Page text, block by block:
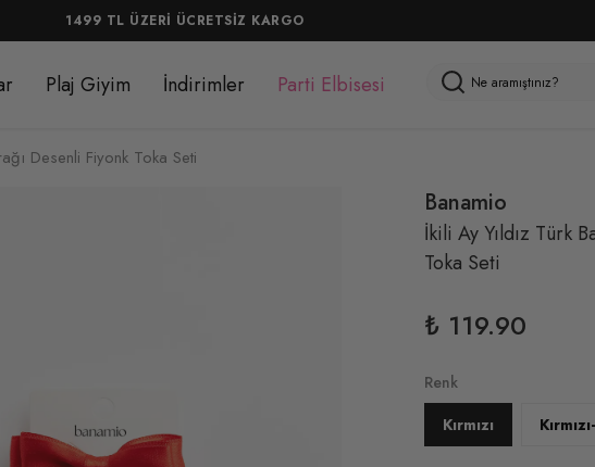
1499 TL ÜZERİ ÜCRETSİZ KARGO
Plaj Giyim İndirimler Parti Elbisesi
Desenli Fiyonk Toka Seti
Banamio
İkili Ay Yıldız Türk
Toka Seti
₺ 119.90
Renk
Kırmızı